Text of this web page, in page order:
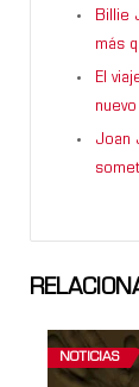
Billie
más
El
Joan
NOTICIAS